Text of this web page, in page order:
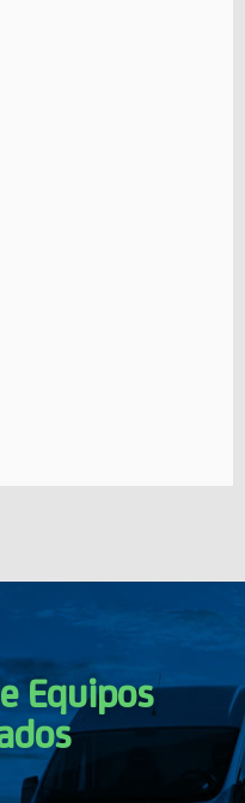
Equipos